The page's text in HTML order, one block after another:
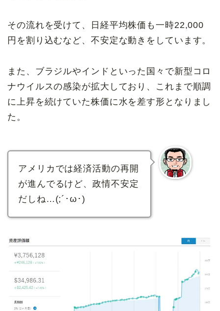
その流れを受けて、日経平均株価も一時22,000
円を割り込むなど、不安定な動きをしています。
また、ブラジルやインドといった国々で新型コロ
ナウイルスの感染が拡大しており、これまで順調
に上昇を続けていた株価に水を差す形となりまし
た。
アメリカでは経済活動の再開
が進んでるけど、政情不安定
だしね…(;´･ω･)